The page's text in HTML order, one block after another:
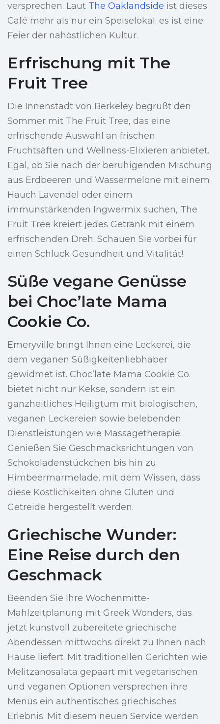
versprechen. Laut The Oaklandside ist dieses
Café mehr als nur ein Speiselokal; es ist eine
Feier der nahöstlichen Kultur.
Erfrischung mit The
Fruit Tree
Die Innenstadt von Berkeley begrüßt den
Sommer mit The Fruit Tree, das eine
erfrischende Auswahl an frischen
Fruchtsäften und Wellness-Elixieren anbietet.
Egal, ob Sie nach der beruhigenden Mischung
aus Erdbeeren und Wassermelone mit einem
Hauch Lavendel oder einem
immunstärkenden Ingwermix suchen, The
Fruit Tree kreiert jedes Getränk mit einem
erfrischenden Dreh. Schauen Sie vorbei für
einen Schluck Gesundheit und Vitalität!
Süße vegane Genüsse
bei Choc’late Mama
Cookie Co.
Emeryville bringt Ihnen eine Leckerei, die
dem veganen Süßigkeitenliebhaber
gewidmet ist. Choc’late Mama Cookie Co.
bietet nicht nur Kekse, sondern ist ein
ganzheitliches Heiligtum mit biologischen,
veganen Leckereien sowie belebenden
Dienstleistungen wie Massagetherapie.
Genießen Sie Geschmacksrichtungen von
Schokoladenstückchen bis hin zu
Himbeermarmelade, mit dem Wissen, dass
diese Köstlichkeiten ohne Gluten und
Getreide hergestellt werden.
Griechische Wunder:
Eine Reise durch den
Geschmack
Beenden Sie Ihre Wochenmitte-
Mahlzeitplanung mit Greek Wonders, das
jetzt kunstvoll zubereitete griechische
Abendessen mittwochs direkt zu Ihnen nach
Hause liefert. Mit traditionellen Gerichten wie
Melitzanosalata gepaart mit vegetarischen
und veganen Optionen versprechen ihre
Menüs ein authentisches griechisches
Erlebnis. Mit diesem neuen Service werden